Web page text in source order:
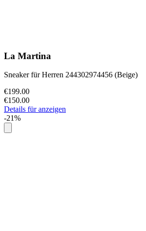
La Martina
Sneaker für Herren 244302974456 (Beige)
€199.00
€150.00
Details für anzeigen
-21%